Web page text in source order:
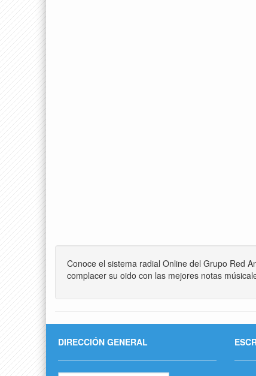
Conoce el sistema radial Online del Grupo Red
complacer su oido con las mejores notas
DIRECCIÓN GENERAL